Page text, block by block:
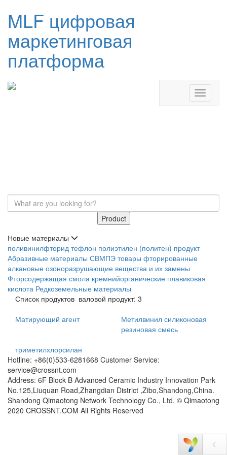
MLF цифровая
маркетинговая
платформа
Product
Новые материалы
поливинилфторид тефлон полиэтилен (политен) продукт
Абразивные материалы СВМПЭ товары фторированные
алкановые озоноразрушающие вещества и их замены
Фторсодержащая смола кремнийорганические плавиковая
кислота Редкоземельные материалы
Список продуктов валовой продукт: 3
Матирующий агент
Метилвинил силиконовая
резиновая смесь
триметилхлорсилан
Hotline: +86(0)533-6281668 Customer Service:
service@crossnt.com
Address: 6F Block B Advanced Ceramic Industry Innovation Park
No.125,Liuquan Road,Zhangdian District ,Zibo,Shandong,China.
Shandong Qimaotong Network Technology Co., Ltd. © Qimaotong
2020 CROSSNT.COM All Rights Reserved